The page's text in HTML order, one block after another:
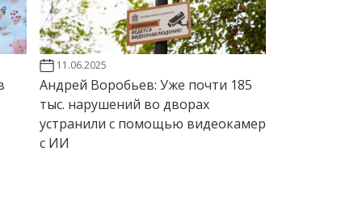
11.06.2025
Андрей Воробьев: Уже почти 185
тыс. нарушений во дворах
устранили с помощью видеокамер
с ИИ